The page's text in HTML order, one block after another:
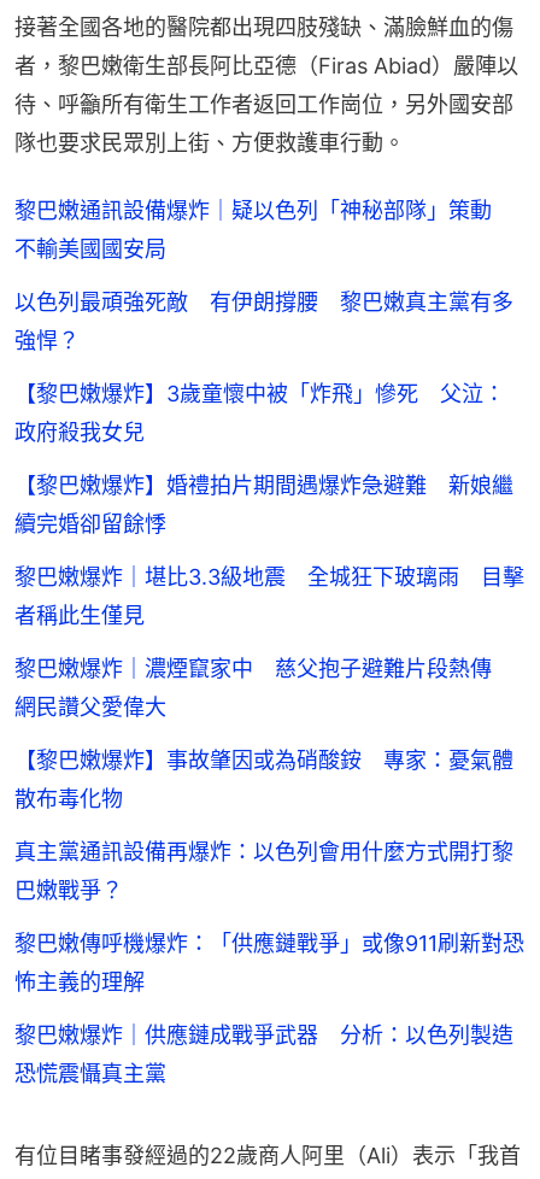
接著全國各地的醫院都出現四肢殘缺、滿臉鮮血的傷
者，黎巴嫩衛生部長阿比亞德（Firas Abiad）嚴陣以
待、呼籲所有衛生工作者返回工作崗位，另外國安部
隊也要求民眾別上街、方便救護車行動。
黎巴嫩通訊設備爆炸｜疑以色列「神秘部隊」策動
不輸美國國安局
以色列最頑強死敵 有伊朗撐腰 黎巴嫩真主黨有多
強悍？
【黎巴嫩爆炸】3歲童懷中被「炸飛」慘死 父泣：
政府殺我女兒
【黎巴嫩爆炸】婚禮拍片期間遇爆炸急避難 新娘繼
續完婚卻留餘悸
黎巴嫩爆炸｜堪比3.3級地震 全城狂下玻璃雨 目擊
者稱此生僅見
黎巴嫩爆炸｜濃煙竄家中 慈父抱子避難片段熱傳
網民讚父愛偉大
【黎巴嫩爆炸】事故肇因或為硝酸銨 專家：憂氣體
散布毒化物
真主黨通訊設備再爆炸：以色列會用什麼方式開打黎
巴嫩戰爭？
黎巴嫩傳呼機爆炸：「供應鏈戰爭」或像911刷新對恐
怖主義的理解
黎巴嫩爆炸｜供應鏈成戰爭武器 分析：以色列製造
恐慌震懾真主黨
有位目睹事發經過的22歲商人阿里（Ali）表示「我首